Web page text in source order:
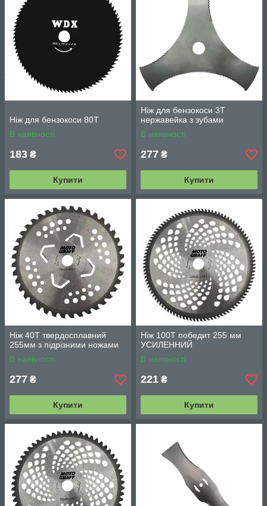
Ніж для бензокоси 80Т
В наявності
183 ₴
Купити
Ніж для бензокоси 3Т
нержавейка з зубами
В наявності
277 ₴
Купити
Ніж 40Т твердосплавний
255мм з підрізними ножами
В наявності
277 ₴
Купити
Ніж 100Т победит 255 мм
УСИЛЕННИЙ
В наявності
221 ₴
Купити